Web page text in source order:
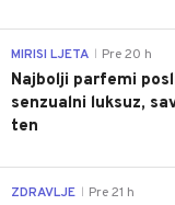
MIRISI LJETA Pre 20 h
Najbolji parfemi
senzualni luksuz,
ten
ZDRAVLJE Pre 21 h